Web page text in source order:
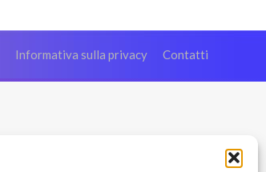
Informativa sulla privacy Contatti